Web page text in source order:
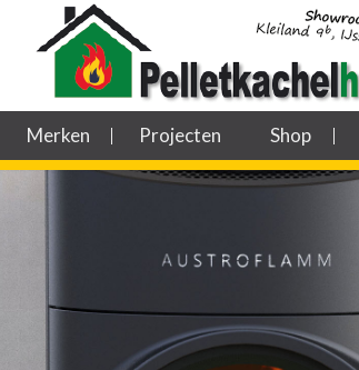
Merken Projecten Shop